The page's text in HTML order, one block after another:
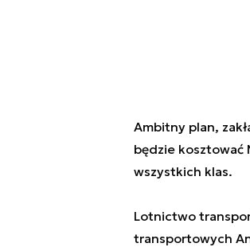
Ambitny plan,
będzie kosztować
wszystkich klas.
Lotnictwo
transportowych